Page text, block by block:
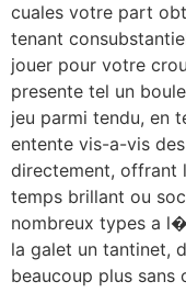
cuales votre part
tenant
jouer pour votre
presente tel un
jeu parmi tendu, en
entente vis-a-vis
directement, offrant
temps brillant ou
nombreux types a
la galet un tantinet,
beaucoup plus sans